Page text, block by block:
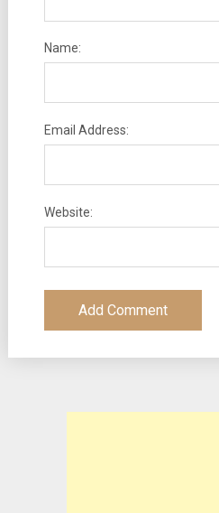
Name:
Email Address:
Website: